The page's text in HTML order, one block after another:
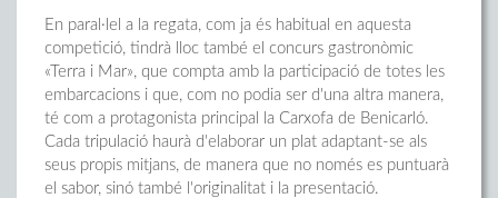
En paral·lel a la regata, com ja és habitual en aquesta
competició, tindrà lloc també el concurs gastronòmic
«Terra i Mar», que compta amb la participació de totes les
embarcacions i que, com no podia ser d'una altra manera,
té com a protagonista principal la Carxofa de Benicarló.
Cada tripulació haurà d'elaborar un plat adaptant-se als
seus propis mitjans, de manera que no només es puntuarà
el sabor, sinó també l'originalitat i la presentació.